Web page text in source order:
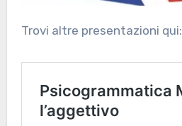
Trovi altre presentazioni qui: